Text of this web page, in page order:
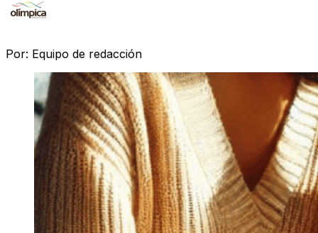
Por: Equipo de redacción